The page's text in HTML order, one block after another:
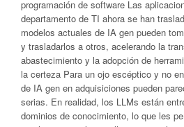
programación de software Las
departamento de TI ahora se han
modelos actuales de IA gen pueden
y trasladarlos a otros, acelerando la
abastecimiento y la adopción de
la certeza Para un ojo escéptico y no
de IA gen en adquisiciones pueden
serias. En realidad, los LLMs están
dominios de conocimiento, lo que les